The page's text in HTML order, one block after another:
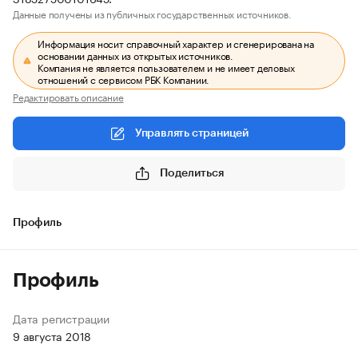
Данные получены из публичных государственных источников.
Информация носит справочный характер и сгенерирована на
основании данных из открытых источников.
Компания не является пользователем и не имеет деловых
отношений с сервисом РБК Компании.
Редактировать описание
Управлять страницей
Поделиться
Профиль
Профиль
Дата регистрации
9 августа 2018